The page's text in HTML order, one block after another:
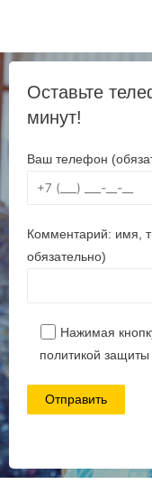
Оставьте
минут!
Ваш телефон
Комментарий: имя,
обязательно)